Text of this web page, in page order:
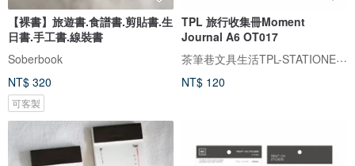
【裸書】旅遊書.食譜書.剪貼書.生
日書.手工書.線裝書
Soberbook
NT$ 320
可客製
TPL 旅行收集冊Moment
Journal A6 OT017
茶筆巷文具生活TPL-STATIONERY
NT$ 120